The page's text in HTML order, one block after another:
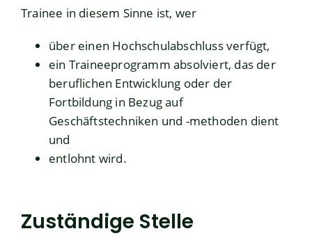
Trainee in diesem Sinne ist, wer
über einen Hochschulabschluss verfügt,
ein Traineeprogramm absolviert, das der
beruflichen Entwicklung oder der
Fortbildung in Bezug auf
Geschäftstechniken und -methoden dient
und
entlohnt wird.
Zuständige Stelle